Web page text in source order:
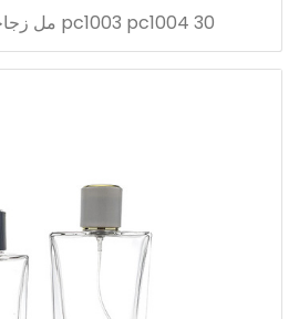
pc1003 pc1004 30 مل زجاجة عطر 50 مل